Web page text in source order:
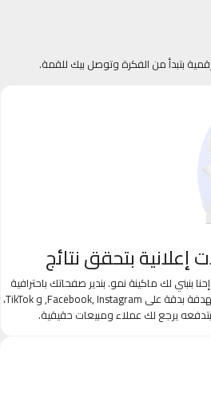
بتحقق نتائج
بنبني لك ماكينة نمو. بندير صفحاتك باحترافية
وبنصمم حملات إعلانية (Ads) مستهدفة بدقة على Facebook, Instagram, و TikTok،
يرجع لك عملاء ومبيعات حقيقية.